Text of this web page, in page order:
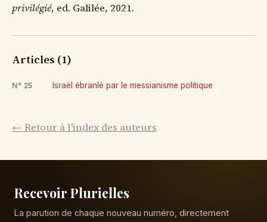
privilégié, ed. Galilée, 2021.
Articles (1)
N° 25 Israël ébranlé par le messianisme politique
← Retour à l'index des auteurs
Recevoir Plurielles
La parution de chaque nouveau numéro, directement